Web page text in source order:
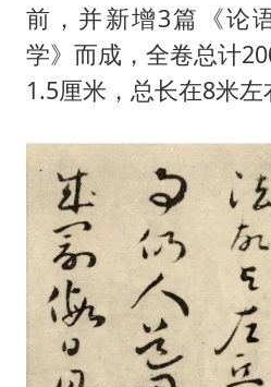
前，并新增3篇《论
学》而成，全卷总计
1.5厘米，总长在8米左